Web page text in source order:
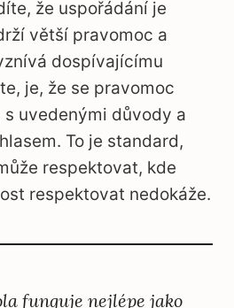
že uspořádání je
větší pravomoc a
dospívajícímu
je, že se pravomoc
uvedenými důvody a
To je standard,
respektovat, kde
respektovat nedokáže.
funguje nejlépe jako